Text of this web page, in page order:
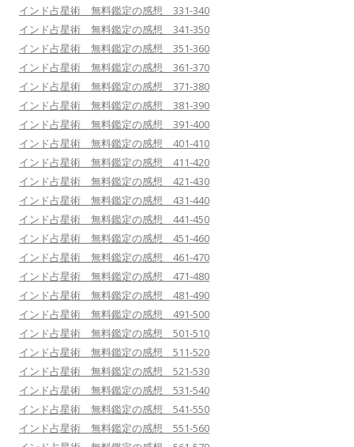
インド占星術 無料鑑定の感想 331-340
インド占星術 無料鑑定の感想 341-350
インド占星術 無料鑑定の感想 351-360
インド占星術 無料鑑定の感想 361-370
インド占星術 無料鑑定の感想 371-380
インド占星術 無料鑑定の感想 381-390
インド占星術 無料鑑定の感想 391-400
インド占星術 無料鑑定の感想 401-410
インド占星術 無料鑑定の感想 411-420
インド占星術 無料鑑定の感想 421-430
インド占星術 無料鑑定の感想 431-440
インド占星術 無料鑑定の感想 441-450
インド占星術 無料鑑定の感想 451-460
インド占星術 無料鑑定の感想 461-470
インド占星術 無料鑑定の感想 471-480
インド占星術 無料鑑定の感想 481-490
インド占星術 無料鑑定の感想 491-500
インド占星術 無料鑑定の感想 501-510
インド占星術 無料鑑定の感想 511-520
インド占星術 無料鑑定の感想 521-530
インド占星術 無料鑑定の感想 531-540
インド占星術 無料鑑定の感想 541-550
インド占星術 無料鑑定の感想 551-560